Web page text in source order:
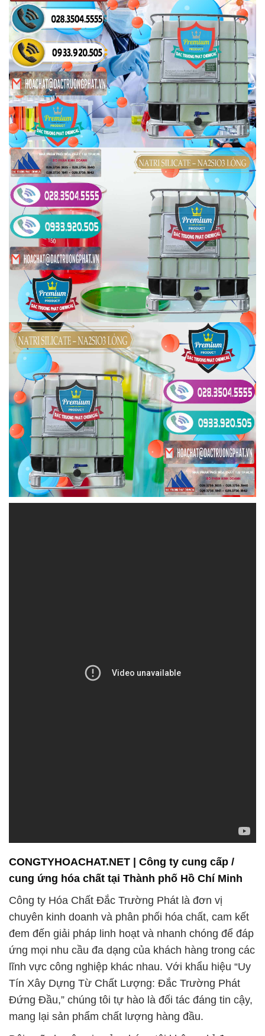
CONGTYHOACHAT.NET | Công ty cung cấp /
cung ứng hóa chất tại Thành phố Hồ Chí Minh
Công ty Hóa Chất Đắc Trường Phát là đơn vị
chuyên kinh doanh và phân phối hóa chất, cam kết
đem đến giải pháp linh hoạt và nhanh chóng để đáp
ứng mọi nhu cầu đa dạng của khách hàng trong các
lĩnh vực công nghiệp khác nhau. Với khẩu hiệu “Uy
Tín Xây Dựng Từ Chất Lượng: Đắc Trường Phát
Đứng Đầu,” chúng tôi tự hào là đối tác đáng tin cậy,
mang lại sản phẩm chất lượng hàng đầu.